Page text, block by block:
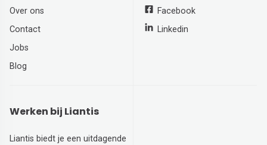
Over ons
Contact
Jobs
Blog
Facebook
Linkedin
Werken bij Liantis
Liantis biedt je een uitdagende